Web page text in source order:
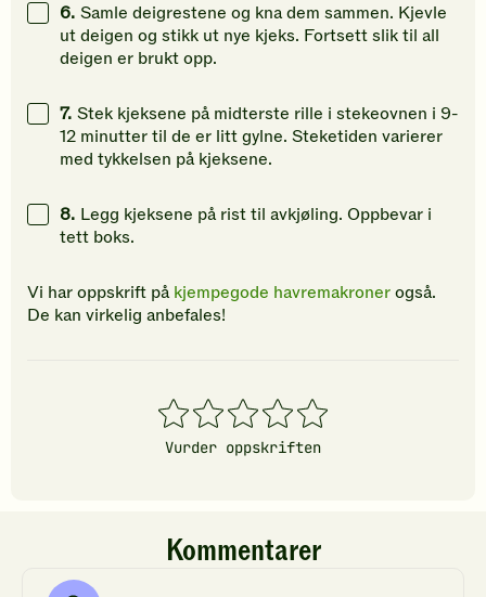
6. Samle deigrestene og kna dem sammen. Kjevle
ut deigen og stikk ut nye kjeks. Fortsett slik til all
deigen er brukt opp.
7. Stek kjeksene på midterste rille i stekeovnen i 9-
12 minutter til de er litt gylne. Steketiden varierer
med tykkelsen på kjeksene.
8. Legg kjeksene på rist til avkjøling. Oppbevar i
tett boks.
Vi har oppskrift påkjempegode havremakronerogså.
De kan virkelig anbefales!
1
stjerner
2
stjerner
3
stjerner
4
stjerner
5
stjerner
Vurder oppskriften
Kommentarer